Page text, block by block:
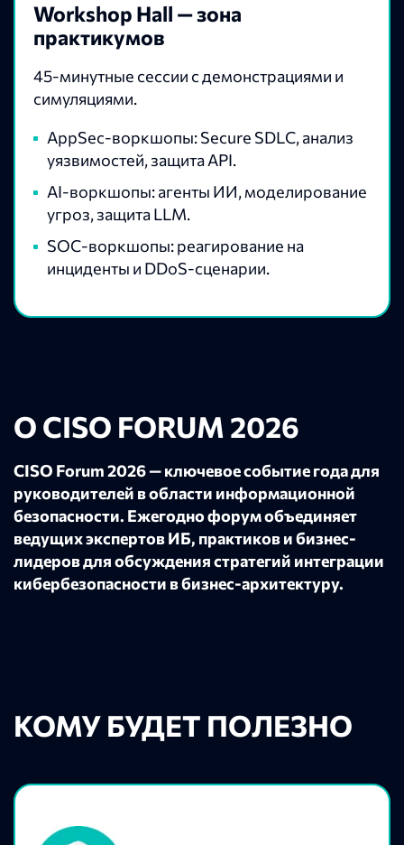
Workshop Hall — зона
практикумов
45-минутные сессии с демонстрациями и
симуляциями.
AppSec-воркшопы: Secure SDLC, анализ
уязвимостей, защита API.
AI-воркшопы: агенты ИИ, моделирование
угроз, защита LLM.
SOC-воркшопы: реагирование на
инциденты и DDoS-сценарии.
О CISO FORUM 2026
CISO Forum 2026— ключевое событие года для
руководителей в области информационной
безопасности. Ежегодно форум объединяет
ведущих экспертов ИБ, практиков и бизнес-
лидеров для обсуждения стратегий интеграции
кибербезопасности в бизнес-архитектуру.
КОМУ БУДЕТ ПОЛЕЗНО